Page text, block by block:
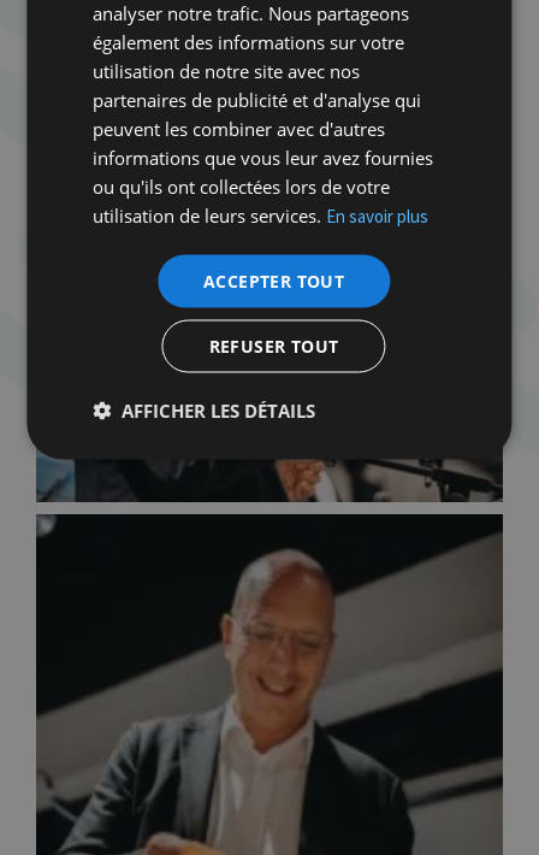
analyser notre trafic. Nous partageons
également des informations sur votre
utilisation de notre site avec nos
partenaires de publicité et d'analyse qui
peuvent les combiner avec d'autres
informations que vous leur avez fournies
ou qu'ils ont collectées lors de votre
utilisation de leurs services. En savoir plus
ACCEPTER TOUT
REFUSER TOUT
AFFICHER LES DÉTAILS